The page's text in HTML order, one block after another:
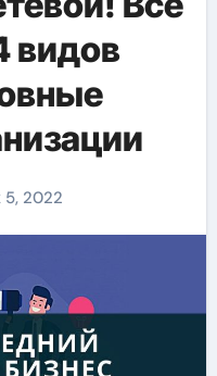
видов
5, 2022